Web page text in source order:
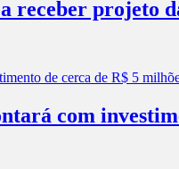
receber projeto
com